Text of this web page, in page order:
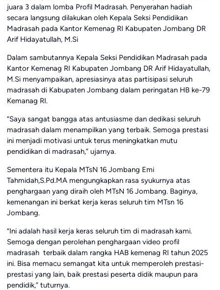
juara 3 dalam lomba Profil Madrasah. Penyerahan hadiah
secara langsung dilakukan oleh Kepala Seksi Pendidikan
Madrasah pada Kantor Kemenag RI Kabupaten Jombang DR
Arif Hidayatullah, M.Si
Dalam sambutannya Kepala Seksi Pendidikan Madrasah pada
Kantor Kemenag RI Kabupaten Jombang DR Arif Hidayatullah,
M.Si menyampaikan, apresiasinya atas partisipasi seluruh
madrasah di Kabupaten Jombang dalam peringatan HB ke-79
Kemanag RI.
“Saya sangat bangga atas antusiasme dan dedikasi seluruh
madrasah dalam menampilkan yang terbaik. Semoga prestasi
ini menjadi motivasi untuk terus meningkatkan mutu
pendidikan di madrasah,” ujarnya.
Sementera itu Kepala MTsN 16 Jombang Emi
Tahmidah,S.Pd.MA mengungkapkan rasa syukurnya atas
penghargaan yang diraih oleh MTsN 16 Jombang. Baginya,
kemenangan ini berkat kerja keras seluruh tim MTsn 16
Jombang.
“Ini adalah hasil kerja keras seluruh tim di madrasah kami.
Semoga dengan perolehan penghargaan video profil
madrasah terbaik dalam rangka HAB kemenag RI tahun 2025
ini. Bisa memacu semangat kita untuk memperoleh prestasi-
prestasi yang lain, baik prestasi peserta didik maupun para
pendidik,” tuturnya.